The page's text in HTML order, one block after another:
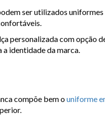
ser utilizados uniformes
personalizada com opção
identidade da marca.
compõe bem ouniforme